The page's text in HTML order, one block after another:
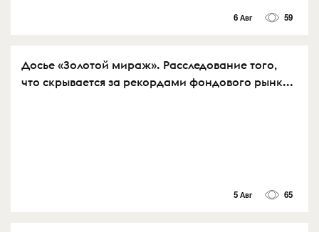
6 Авг 59
Досье «Золотой мираж». Расследование того,
что скрывается за рекордами фондового рынк...
5 Авг 65